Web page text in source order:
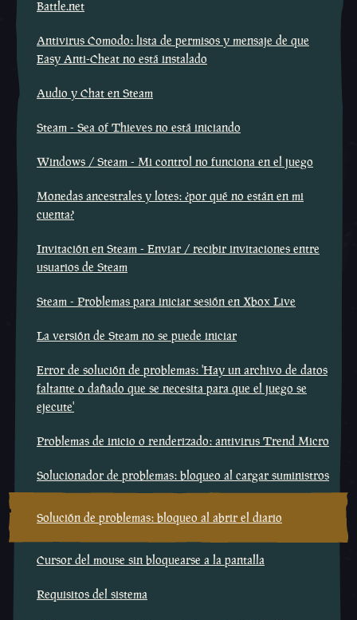
Battle.net
Antivirus Comodo: lista de permisos y mensaje de que
Easy Anti-Cheat no está instalado
Audio y Chat en Steam
Steam - Sea of Thieves no está iniciando
Windows / Steam - Mi control no funciona en el juego
Monedas ancestrales y lotes: ¿por qué no están en mi
cuenta?
Invitación en Steam - Enviar / recibir invitaciones entre
usuarios de Steam
Steam - Problemas para iniciar sesión en Xbox Live
La versión de Steam no se puede iniciar
Error de solución de problemas: 'Hay un archivo de datos
faltante o dañado que se necesita para que el juego se
ejecute'
Problemas de inicio o renderizado: antivirus Trend Micro
Solucionador de problemas: bloqueo al cargar suministros
Solución de problemas: bloqueo al abrir el diario
Cursor del mouse sin bloquearse a la pantalla
Requisitos del sistema